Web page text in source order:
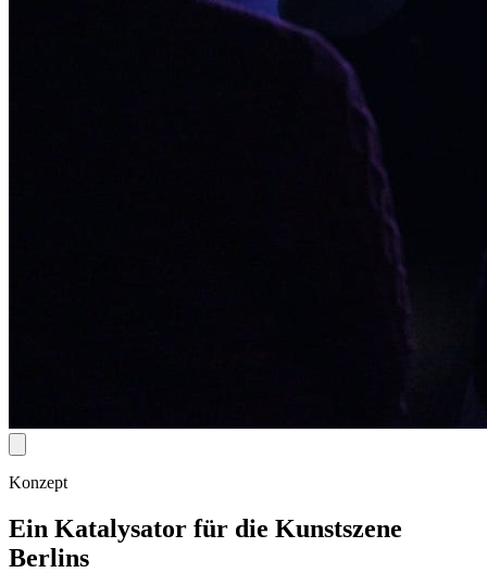
Konzept
Ein Katalysator für die Kunstszene
Berlins